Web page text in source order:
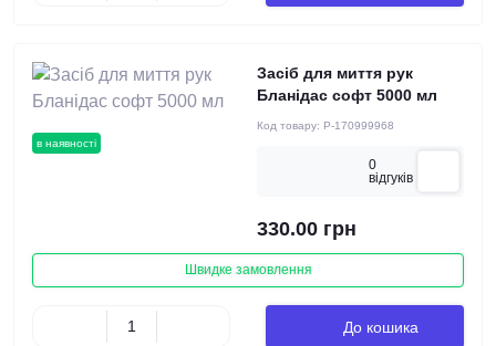
в наявності
Засіб для миття рук
Бланідас софт 5000 мл
Код товару: P-170999968
0
вiдгукiв
330.00 грн
Швидке замовлення
До кошика